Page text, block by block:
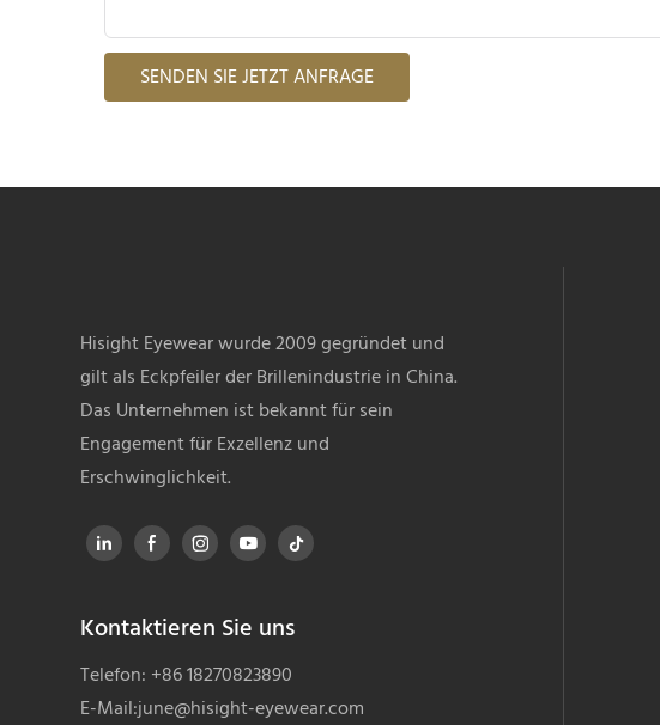
SENDEN SIE JETZT ANFRAGE
Hisight Eyewear wurde 2009 gegründet und
gilt als Eckpfeiler der Brillenindustrie in China.
Das Unternehmen ist bekannt für sein
Engagement für Exzellenz und
Erschwinglichkeit.
Kontaktieren Sie uns
Telefon: +86 18270823890
E-Mail:june@hisight-eyewear.com